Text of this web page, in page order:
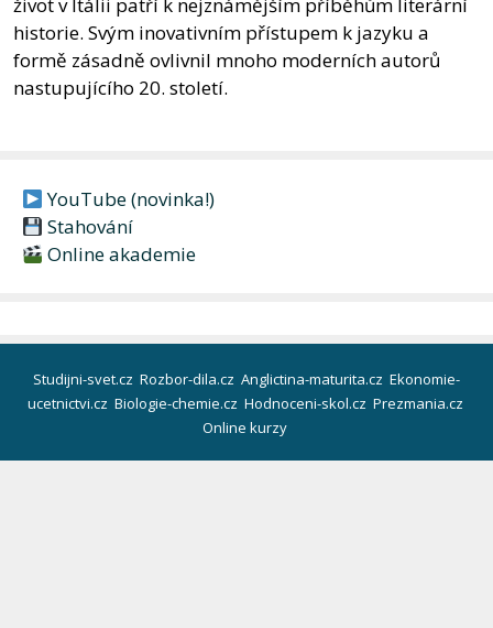
historie. Svým inovativním přístupem k jazyku a
formě zásadně ovlivnil mnoho moderních autorů
nastupujícího 20. století.
YouTube (novinka!)
Stahování
Online akademie
Studijni-svet.cz Rozbor-dila.cz Anglictina-maturita.cz Ekonomie-
ucetnictvi.cz Biologie-chemie.cz Hodnoceni-skol.cz Prezmania.cz
Online kurzy